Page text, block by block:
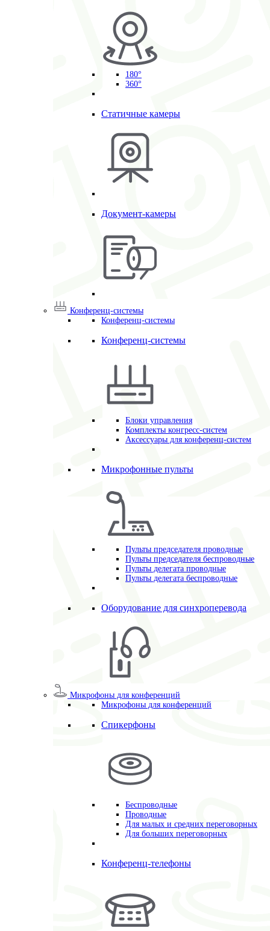
180°
360°
Статичные камеры
Документ-камеры
Конференц-системы
Конференц-системы
Конференц-системы
Блоки управления
Комплекты конгресс-систем
Аксессуары для конференц-систем
Микрофонные пульты
Пульты председателя проводные
Пульты председателя беспроводные
Пульты делегата проводные
Пульты делегата беспроводные
Оборудование для синхроперевода
Микрофоны для конференций
Микрофоны для конференций
Спикерфоны
Беспроводные
Проводные
Для малых и средних переговорных
Для больших переговорных
Конференц-телефоны